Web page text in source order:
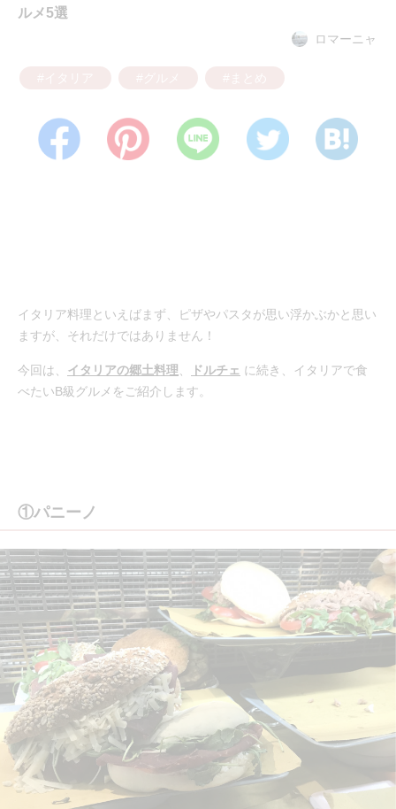
ルメ5選
ロマーニャ
イタリア料理といえばまず、ピザやパスタが思い浮かぶかと思い
ますが、それだけではありません！
今回は、 イタリアの郷土料理 ドルチェ に続き、イタリアで食
べたいB級グルメをご紹介します。
①パニーノ